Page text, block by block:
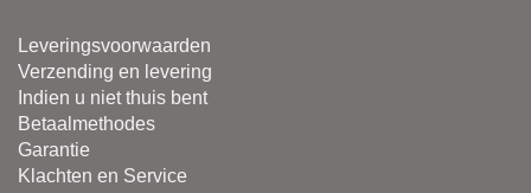
Leveringsvoorwaarden
Verzending en levering
Indien u niet thuis bent
Betaalmethodes
Garantie
Klachten en Service